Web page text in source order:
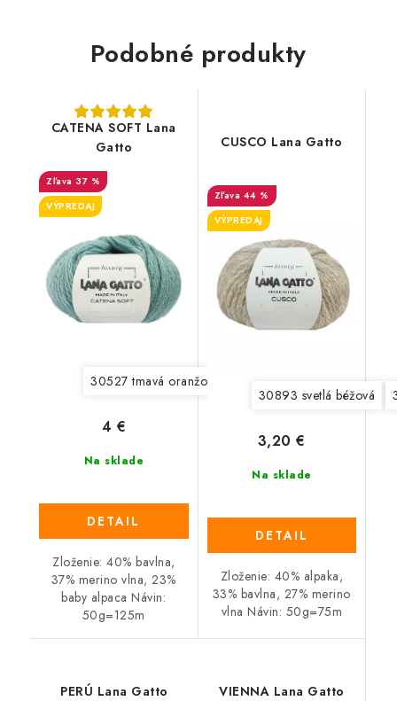
Podobné produkty
CATENA SOFT Lana
Gatto
37 %
VÝPREDAJ
30527 tmavá oranžová 30536
Na sklade
4 €
DETAIL
Zloženie: 40% bavlna,
37% merino vlna, 23%
baby alpaca Návin:
50g=125m
CUSCO Lana Gatto
44 %
VÝPREDAJ
30893 svetlá béžová
Na sklade
3,20 €
DETAIL
Zloženie: 40% alpaka,
33% bavlna, 27% merino
vlna Návin: 50g=75m
PERÚ Lana Gatto VIENNA Lana Gatto